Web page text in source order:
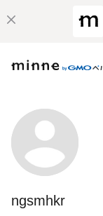
ngsmhkr